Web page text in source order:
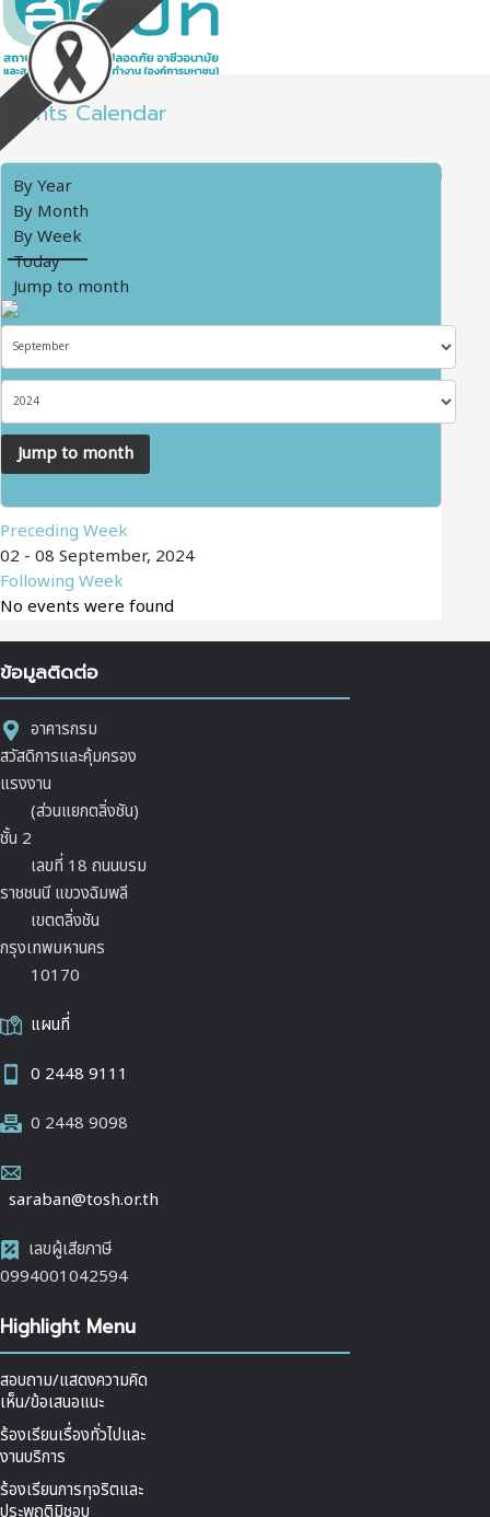
Events Calendar
By Year
By Month
By Week
Today
Jump to month
Jump to month
Preceding Week
02 - 08 September, 2024
Following Week
No events were found
ข้อมูลติดต่อ
อาคารกรม
สวัสดิการและคุ้มครอง
แรงงาน
(ส่วนแยกตลิ่งชัน)
ชั้น 2
เลขที่ 18 ถนนบรม
ราชชนนี แขวงฉิมพลี
เขตตลิ่งชัน
กรุงเทพมหานคร
10170
แผนที่
0 2448 9111
0 2448 9098
saraban@tosh.or.th
เลขผู้เสียภาษี
0994001042594
Highlight Menu
สอบถาม/แสดงความคิด
เห็น/ข้อเสนอแนะ
ร้องเรียนเรื่องทั่วไปและ
งานบริการ
ร้องเรียนการทุจริตและ